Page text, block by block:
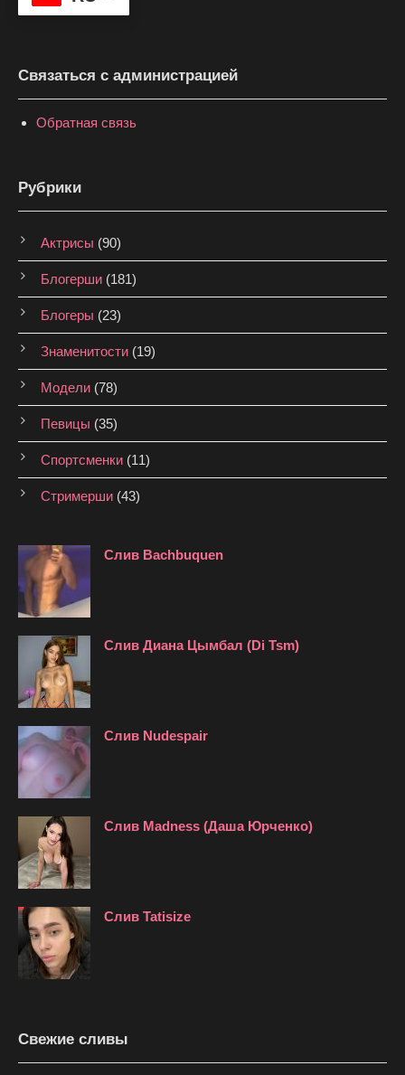
Связаться с администрацией
Обратная связь
Рубрики
Актрисы (90)
Блогерши (181)
Блогеры (23)
Знаменитости (19)
Модели (78)
Певицы (35)
Спортсменки (11)
Стримерши (43)
Слив Bachbuquen
Слив Диана Цымбал (Di Tsm)
Слив Nudespair
Слив Madness (Даша Юрченко)
Слив Tatisize
Свежие сливы